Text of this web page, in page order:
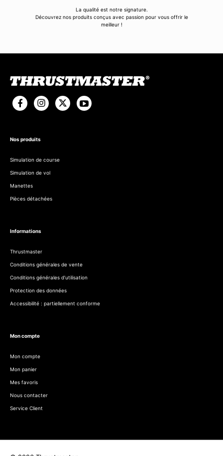
La qualité est notre signature.
Découvrez nos produits conçus avec passion pour vous offrir le
meilleur !
Nos produits
Simulation de course
Simulation de vol
Manettes
Pièces détachées
Informations
Thrustmaster
Conditions générales de vente
Conditions générales d’utilisation
Protection des données
Accessibilité : partiellement conforme
Mon compte
Mon compte
Mon panier
Mes favoris
Nous contacter
Service Client